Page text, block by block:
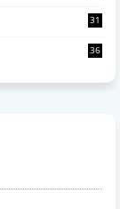
31
36